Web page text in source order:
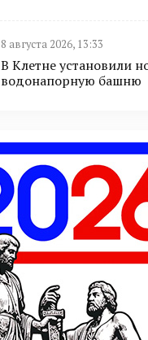
8 августа 2026, 13:33
В Клетне установили
водонапорную башню